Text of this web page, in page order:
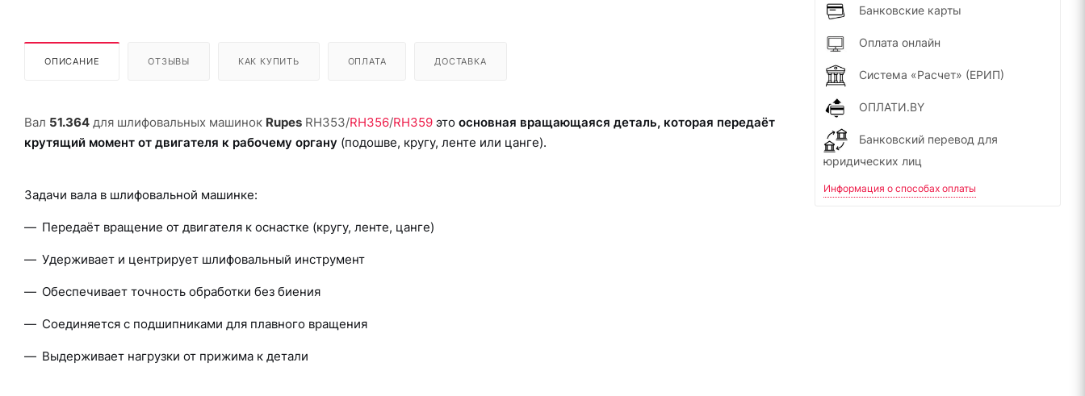
ОПИСАНИЕ ОТЗЫВЫ КАК КУПИТЬ ОПЛАТА ДОСТАВКА
Вал 51.364 для шлифовальных машинок Rupes RH353/RH356/RH359 это основная вращающаяся деталь, которая передаёт
крутящий момент от двигателя к рабочему органу (подошве, кругу, ленте или цанге).
Задачи вала в шлифовальной машинке:
Передаёт вращение от двигателя к оснастке (кругу, ленте, цанге)
Удерживает и центрирует шлифовальный инструмент
Обеспечивает точность обработки без биения
Соединяется с подшипниками для плавного вращения
Выдерживает нагрузки от прижима к детали
Банковские карты
Оплата онлайн
Система «Расчет» (ЕРИП)
ОПЛАТИ.BY
Банковский перевод для
юридических лиц
Информация о способах оплаты